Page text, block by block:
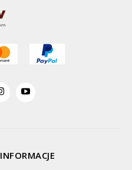
INFORMACJE